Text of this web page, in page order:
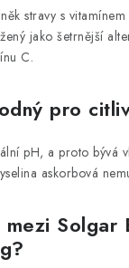
stravy s
jako šetrnější
C.
pro
pH, a proto bývá
askorbová
Solgar